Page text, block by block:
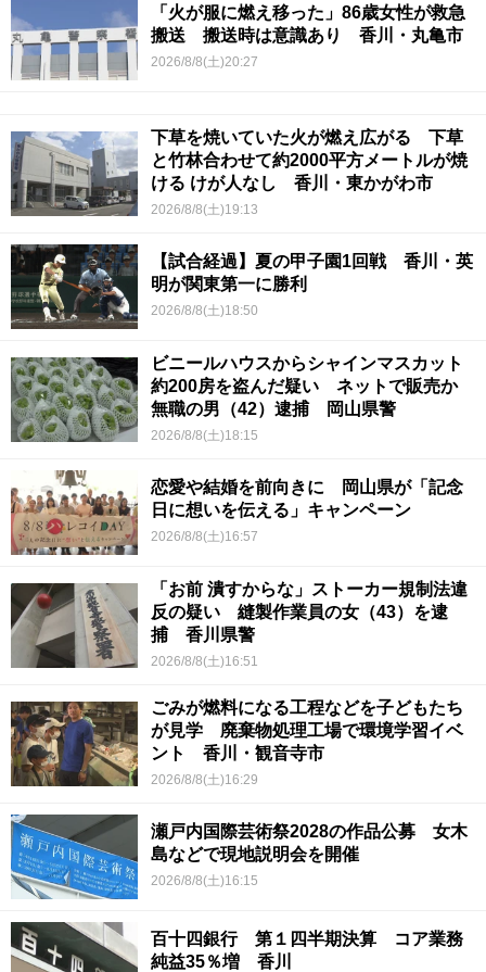
「火が服に燃え移った」86歳女性が救急
搬送 搬送時は意識あり 香川・丸亀市
2026/8/8(土)20:27
下草を焼いていた火が燃え広がる 下草
と竹林合わせて約2000平方メートルが焼
ける けが人なし 香川・東かがわ市
2026/8/8(土)19:13
【試合経過】夏の甲子園1回戦 香川・英
明が関東第一に勝利
2026/8/8(土)18:50
ビニールハウスからシャインマスカット
約200房を盗んだ疑い ネットで販売か
無職の男（42）逮捕 岡山県警
2026/8/8(土)18:15
恋愛や結婚を前向きに 岡山県が「記念
日に想いを伝える」キャンペーン
2026/8/8(土)16:57
「お前 潰すからな」ストーカー規制法違
反の疑い 縫製作業員の女（43）を逮
捕 香川県警
2026/8/8(土)16:51
ごみが燃料になる工程などを子どもたち
が見学 廃棄物処理工場で環境学習イベ
ント 香川・観音寺市
2026/8/8(土)16:29
瀬戸内国際芸術祭2028の作品公募 女木
島などで現地説明会を開催
2026/8/8(土)16:15
百十四銀行 第１四半期決算 コア業務
純益35％増 香川